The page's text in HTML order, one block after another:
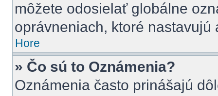
môžete odosielať globálne
oprávneniach, ktoré nastavujú
Hore
» Čo sú to Oznámenia?
Oznámenia často prinášajú